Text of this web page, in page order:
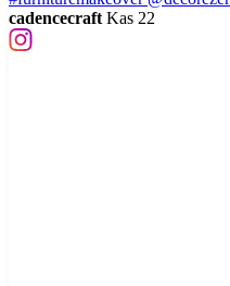
cadencecraft Kas 22